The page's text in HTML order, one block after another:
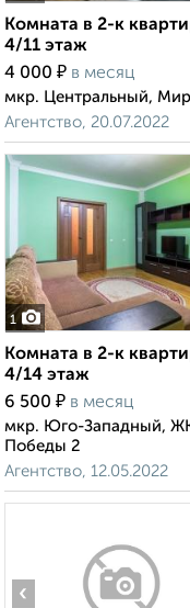
Комната в 2-к
4/11 этаж
4 000 ₽ в месяц
мкр. Центральный,
Агентство, 20.07.2022
1
Комната в 2-к
4/14 этаж
6 500 ₽ в месяц
мкр. Юго-Западный, ЖК
Победы 2
Агентство, 12.05.2022
‹